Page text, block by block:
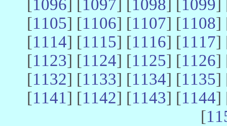
[1096] [1097] [1098] [1099]
[1105] [1106] [1107] [1108]
[1114] [1115] [1116] [1117]
[1123] [1124] [1125] [1126]
[1132] [1133] [1134] [1135]
[1141] [1142] [1143] [1144]
[